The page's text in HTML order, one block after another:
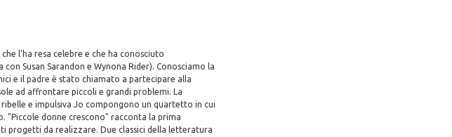
l'ha resa celebre e che ha conosciuto
Susan Sarandon e Wynona Rider). Conosciamo la
e il padre è stato chiamato a partecipare alla
ad affrontare piccoli e grandi problemi. La
e impulsiva Jo compongono un quartetto in cui
"Piccole donne crescono" racconta la prima
progetti da realizzare. Due classici della letteratura